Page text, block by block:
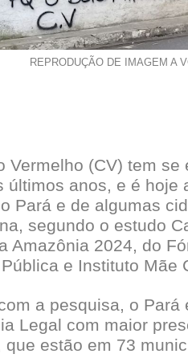
REPRODUÇÃO DE IMAGEM A
Vermelho (CV) tem
últimos anos, e é hoje
Pará e de algumas
segundo o estudo
Amazônia 2024, do
e Instituto Mãe
a pesquisa, o Pará
Legal com maior
que estão em 73